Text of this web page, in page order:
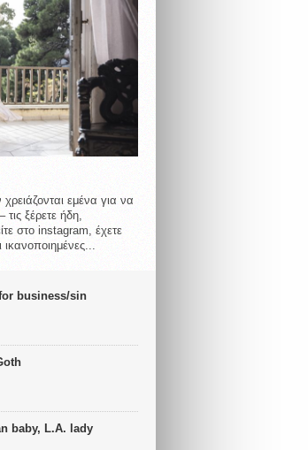
εμένα για να
ξέρετε ήδη,
στο instagram, έχετε
ικανοποιημένες...
business/sin
baby, L.A. lady